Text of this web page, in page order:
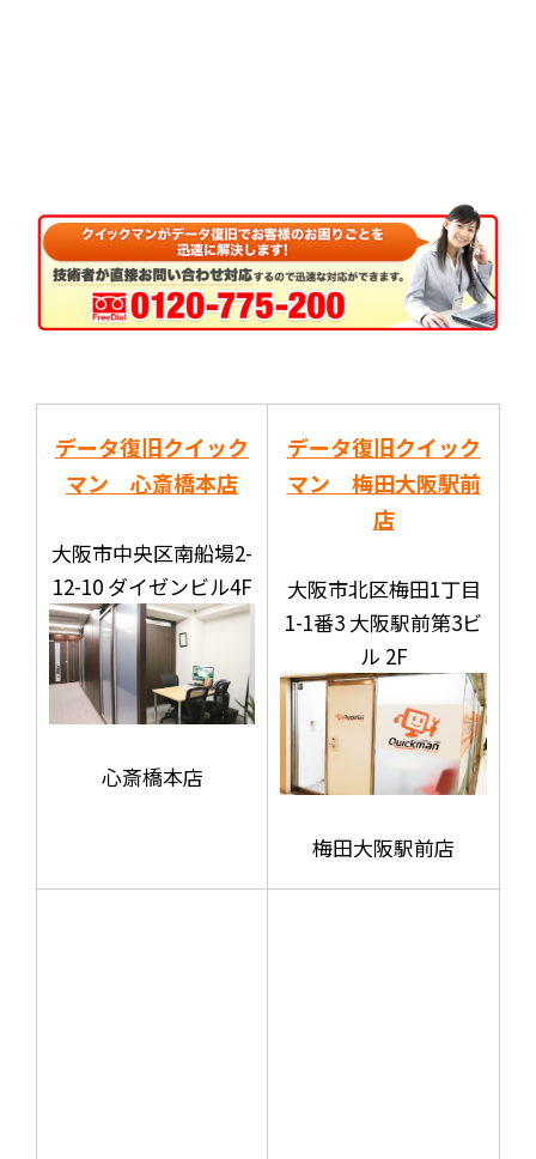
データ復旧クイック
マン 心斎橋本店
大阪市中央区南船場2-
12-10 ダイゼンビル4F
心斎橋本店
データ復旧クイック
マン 梅田大阪駅前
店
大阪市北区梅田1丁目
1-1番3 大阪駅前第3ビ
ル 2F
梅田大阪駅前店